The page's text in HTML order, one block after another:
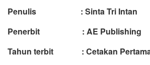
Penulis : Sinta Tri Intan
Penerbit : AE Publishing
Tahun terbit : Cetakan Pertama,